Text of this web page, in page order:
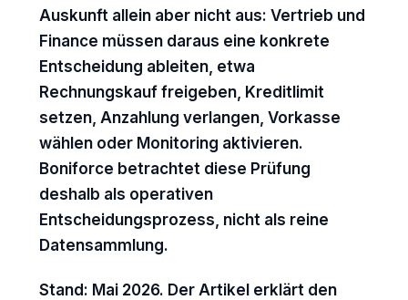
Auskunft allein aber nicht aus: Vertrieb und
Finance müssen daraus eine konkrete
Entscheidung ableiten, etwa
Rechnungskauf freigeben, Kreditlimit
setzen, Anzahlung verlangen, Vorkasse
wählen oder Monitoring aktivieren.
Boniforce betrachtet diese Prüfung
deshalb als operativen
Entscheidungsprozess, nicht als reine
Datensammlung.
Stand: Mai 2026. Der Artikel erklärt den